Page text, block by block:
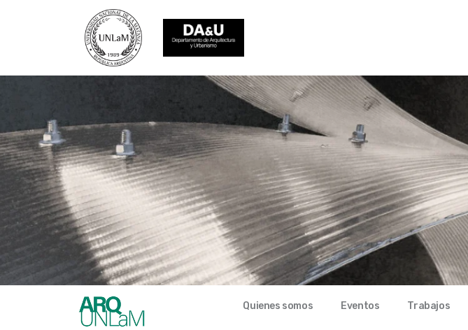
Quienes somos Eventos Trabajos